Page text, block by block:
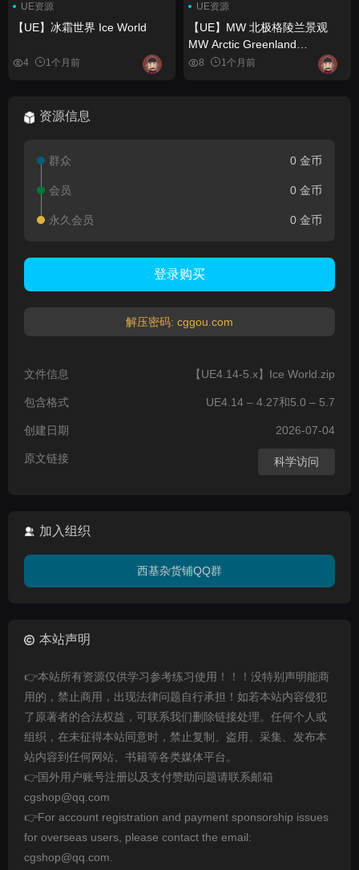
UE资源
【UE】冰霜世界 Ice World
4 1个月前
UE资源
【UE】MW 北极格陵兰景观
MW Arctic Greenland
Landscape
8 1个月前
资源信息
群众 0 金币
会员 0 金币
永久会员 0 金币
登录购买
解压密码: cggou.com
文件信息 【UE4.14-5.x】Ice World.zip
包含格式 UE4.14 – 4.27和5.0 – 5.7
创建日期 2026-07-04
原文链接 科学访问
加入组织
西基杂货铺QQ群
本站声明
👉本站所有资源仅供学习参考练习使用！！！没特别声明能商
用的，禁止商用，出现法律问题自行承担！如若本站内容侵犯
了原著者的合法权益，可联系我们删除链接处理。任何个人或
组织，在未征得本站同意时，禁止复制、盗用、采集、发布本
站内容到任何网站、书籍等各类媒体平台。
👉国外用户账号注册以及支付赞助问题请联系邮箱
cgshop@qq.com
👉For account registration and payment sponsorship issues
for overseas users, please contact the email:
cgshop@qq.com.